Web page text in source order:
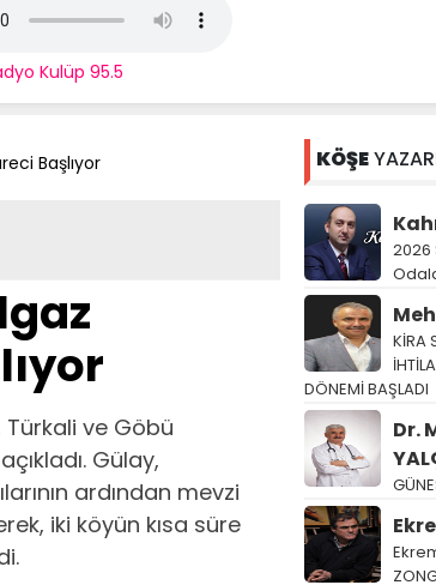
Kulüp 95.5
Başlıyor
Türkali ve Göbü
Gülay,
ardından mevzi
iki köyün kısa süre
KÖŞE
2026
KİRA
DÖNEMİ BAŞLADI
Dr.